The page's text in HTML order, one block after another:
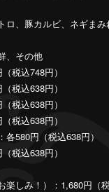
ロ、豚カルビ、ネギま
、その他
込748円）
税込638円）
税込638円）
税込638円）
580円（税込638円）
込638円）
しみ！）：1,680円（税